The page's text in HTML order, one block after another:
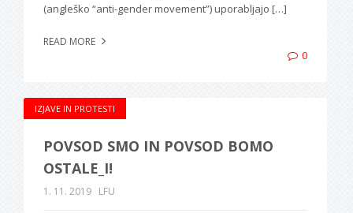
(angleško “anti-gender movement”) uporabljajo […]
READ MORE
0
IZJAVE IN PROTESTI
POVSOD SMO IN POVSOD BOMO
OSTALE_I!
1. 11. 2019 LFU